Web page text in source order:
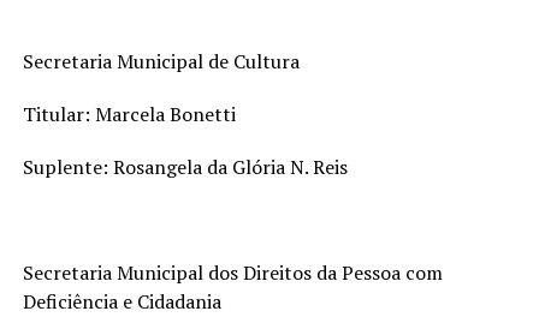
Secretaria Municipal de Cultura
Titular: Marcela Bonetti
Suplente: Rosangela da Glória N. Reis
Secretaria Municipal dos Direitos da Pessoa com
Deficiência e Cidadania